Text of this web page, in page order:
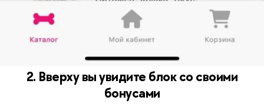
2. Вверху вы увидите блок со своими
бонусами